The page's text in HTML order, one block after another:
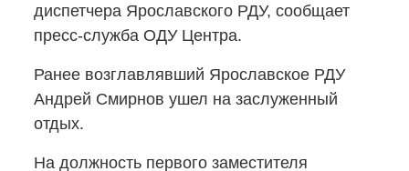
диспетчера Ярославского РДУ, сообщает
пресс-служба ОДУ Центра.
Ранее возглавлявший Ярославское РДУ
Андрей Смирнов ушел на заслуженный
отдых.
На должность первого заместителя